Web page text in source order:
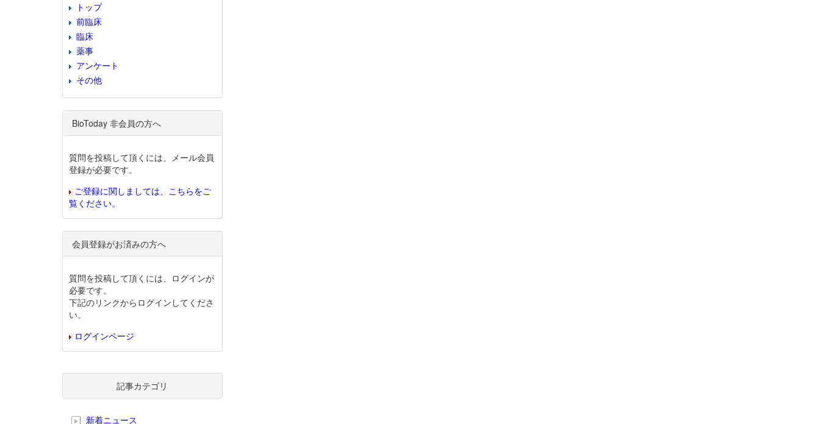
トップ
前臨床
臨床
薬事
アンケート
その他
BioToday 非会員の方へ
質問を投稿して頂くには、メール会員
登録が必要です。
ご登録に関しましては、こちらをご
覧ください。
会員登録がお済みの方へ
質問を投稿して頂くには、ログインが
必要です。
下記のリンクからログインしてくださ
い。
ログインページ
記事カテゴリ
新着ニュース